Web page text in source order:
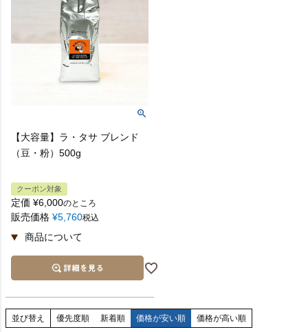
【大容量】ラ・タサ ブレンド
（豆・粉）500g
クーポン対象
定価 ¥6,000のところ
販売価格 ¥5,760税込
並び替え 優先度順 新着順 価格が安い順 価格が高い順